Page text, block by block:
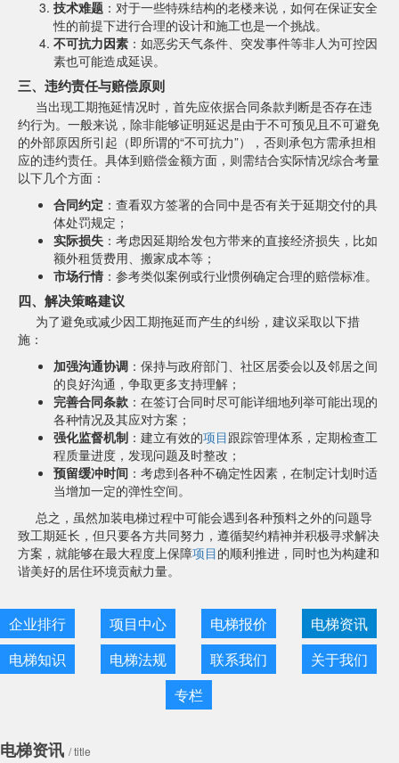
技术难题 ：对于一些特殊结构的老楼来说，如何在保证安全
性的前提下进行合理的设计和施工也是一个挑战。
不可抗力因素 ：如恶劣天气条件、突发事件等非人为可控因
素也可能造成延误。
三、违约责任与赔偿原则
当出现工期拖延情况时，首先应依据合同条款判断是否存在违
约行为。一般来说，除非能够证明延迟是由于不可预见且不可避免
的外部原因所引起（即所谓的“不可抗力”），否则承包方需承担相
应的违约责任。具体到赔偿金额方面，则需结合实际情况综合考量
以下几个方面：
合同约定 ：查看双方签署的合同中是否有关于延期交付的具
体处罚规定；
实际损失 ：考虑因延期给发包方带来的直接经济损失，比如
额外租赁费用、搬家成本等；
市场行情 ：参考类似案例或行业惯例确定合理的赔偿标准。
四、解决策略建议
为了避免或减少因工期拖延而产生的纠纷，建议采取以下措
施：
加强沟通协调 ：保持与政府部门、社区居委会以及邻居之间
的良好沟通，争取更多支持理解；
完善合同条款 ：在签订合同时尽可能详细地列举可能出现的
各种情况及其应对方案；
强化监督机制 ：建立有效的项目跟踪管理体系，定期检查工
程质量进度，发现问题及时整改；
预留缓冲时间 ：考虑到各种不确定性因素，在制定计划时适
当增加一定的弹性空间。
总之，虽然加装电梯过程中可能会遇到各种预料之外的问题导
致工期延长，但只要各方共同努力，遵循契约精神并积极寻求解决
方案，就能够在最大程度上保障项目的顺利推进，同时也为构建和
谐美好的居住环境贡献力量。
企业排行 项目中心 电梯报价
电梯资讯
电梯知识
电梯法规 联系我们
关于我们
专栏
电梯资讯 / title